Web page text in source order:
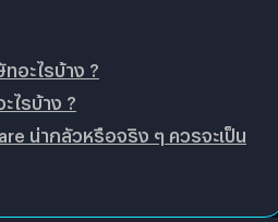
อะไรบ้าง ?
ไรบ้าง ?
น่ากลัวหรือจริง ๆ ควรจะเป็น